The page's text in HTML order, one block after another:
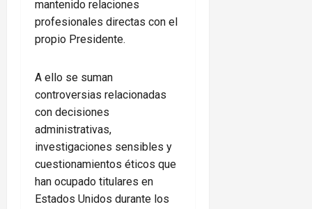
mantenido relaciones
profesionales directas con el
propio Presidente.
A ello se suman
controversias relacionadas
con decisiones
administrativas,
investigaciones sensibles y
cuestionamientos éticos que
han ocupado titulares en
Estados Unidos durante los